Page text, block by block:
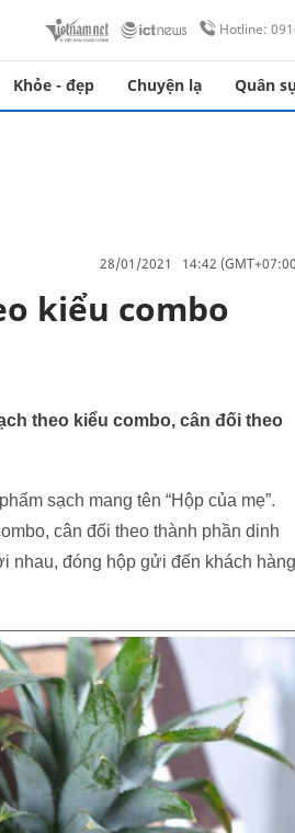
Hotline:
Khỏe - đẹp Chuyện lạ Quân
28/01/2021 14:42
kiểu combo
theo kiểu combo, cân đối theo
sạch mang tên “Hộp của mẹ”.
cân đối theo thành phần dinh
nhau, đóng hộp gửi đến khách hàng